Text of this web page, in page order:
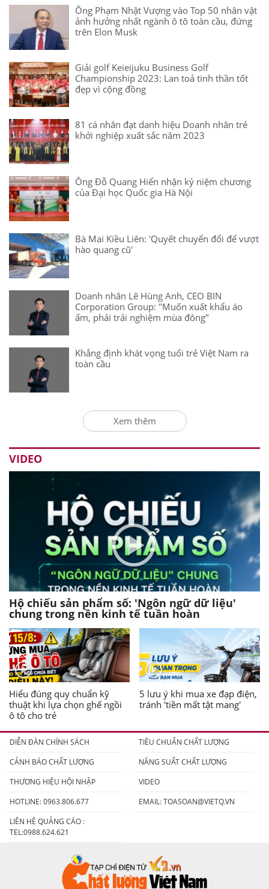
Ông Phạm Nhật Vượng vào Top 50 nhân vật
ảnh hưởng nhất ngành ô tô toàn cầu, đứng
trên Elon Musk
Giải golf Keieijuku Business Golf
Championship 2023: Lan toả tinh thần tốt
đẹp vì cộng đồng
81 cá nhân đạt danh hiệu Doanh nhân trẻ
khởi nghiệp xuất sắc năm 2023
Ông Đỗ Quang Hiển nhận kỷ niệm chương
của Đại học Quốc gia Hà Nội
Bà Mai Kiều Liên: 'Quyết chuyển đổi để vượt
hào quang cũ'
Doanh nhân Lê Hùng Anh, CEO BIN
Corporation Group: "Muốn xuất khẩu áo
ấm, phải trải nghiệm mùa đông"
Khẳng định khát vọng tuổi trẻ Việt Nam ra
toàn cầu
Xem thêm
VIDEO
Hộ chiếu sản phẩm số: 'Ngôn ngữ dữ liệu'
chung trong nền kinh tế tuần hoàn
Hiểu đúng quy chuẩn kỹ
thuật khi lựa chọn ghế ngồi
ô tô cho trẻ
5 lưu ý khi mua xe đạp điện,
tránh 'tiền mất tật mang'
DIỄN ĐÀN CHÍNH SÁCH
TIÊU CHUẨN CHẤT LƯỢNG
CẢNH BÁO CHẤT LƯỢNG
NĂNG SUẤT CHẤT LƯỢNG
THƯƠNG HIỆU HỘI NHẬP
VIDEO
HOTLINE: 0963.806.677
EMAIL:TOASOAN@VIETQ.VN
LIÊN HỆ QUẢNG CÁO :
TEL:0988.624.621